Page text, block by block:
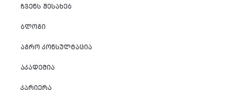
ᲩᲕᲔᲜᲡ ᲨᲔᲡᲐᲮᲔᲑ
ᲑᲚᲝᲒᲘ
ᲐᲒᲠᲝ ᲙᲝᲜᲡᲣᲚᲢᲐᲪᲘᲐ
ᲐᲙᲐᲓᲔᲛᲘᲐ
ᲙᲐᲠᲘᲔᲠᲐ